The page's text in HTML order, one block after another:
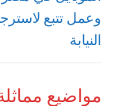
وعمل تتبع
النيابة
مواضيع